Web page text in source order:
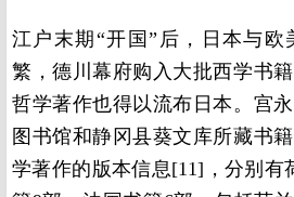
江户末期“开国”后，日本与欧
繁，德川幕府购入大批西学书
哲学著作也得以流布日本。宫
图书馆和静冈县葵文库所藏书
学著作的版本信息[11]，分别有